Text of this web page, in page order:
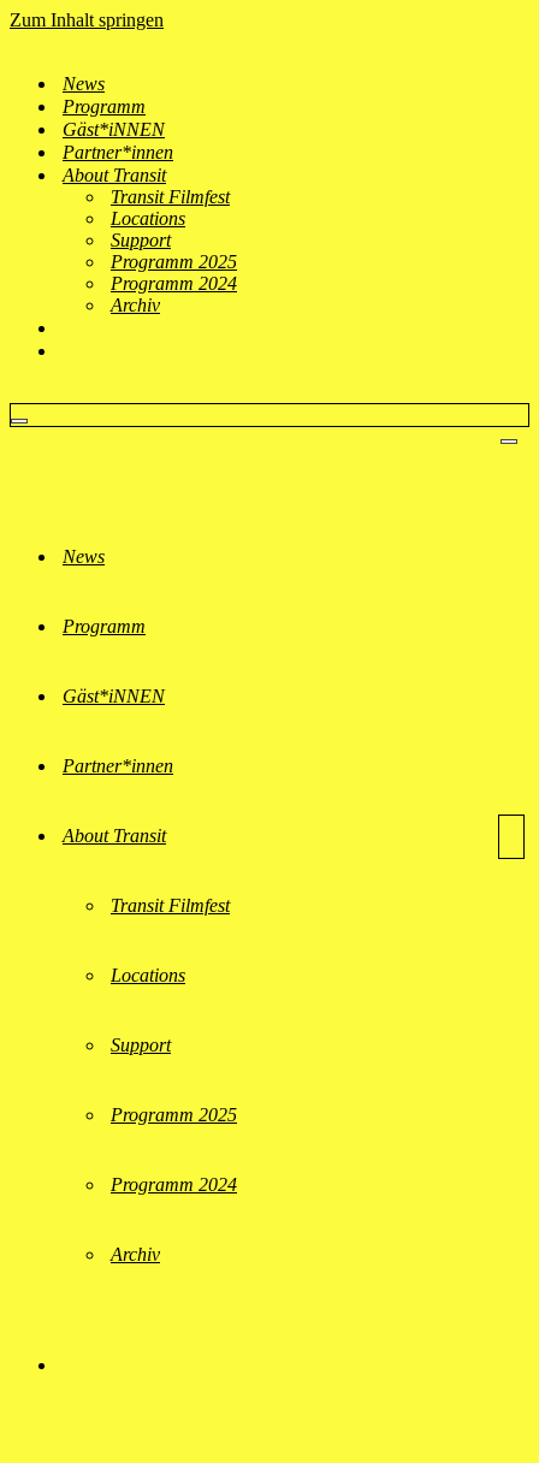
Zum Inhalt springen
News
Programm
Gäst*iNNEN
Partner*innen
About Transit
Transit Filmfest
Locations
Support
Programm 2025
Programm 2024
Archiv
Navigationsmenü
News
Programm
Gäst*iNNEN
Partner*innen
About Transit
Transit Filmfest
Locations
Support
Programm 2025
Programm 2024
Archiv